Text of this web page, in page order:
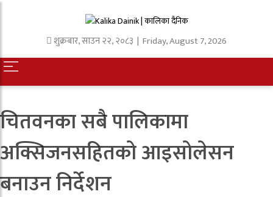
शुक्रबार,साउन२२,२०८३ | Friday, August 7, 2026
चितवनका सबै पालिकामा
अक्सिजनसहितको आइसोलेसन
बनाउन निर्देशन